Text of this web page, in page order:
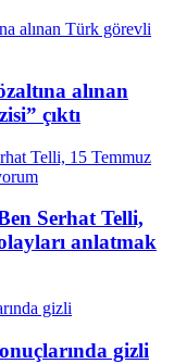
alınan
çıktı
Serhat Telli,
anlatmak
gizli